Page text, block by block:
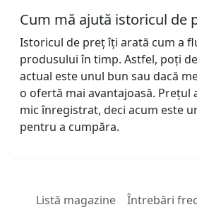
Cum mă ajută istoricul de
Istoricul de preț îți arată cum a
produsului în timp. Astfel, poți
actual este unul bun sau dacă
o ofertă mai avantajoasă. Prețul
mic înregistrat, deci acum este
pentru a cumpăra.
Listă magazine Întrebări